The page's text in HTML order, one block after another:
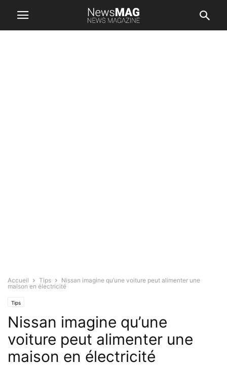
Accueil Tips
Nissan imagine qu’une voiture peut alimenter une
maison en électricité
Tips
Nissan imagine qu’une
voiture peut alimenter une
maison en électricité